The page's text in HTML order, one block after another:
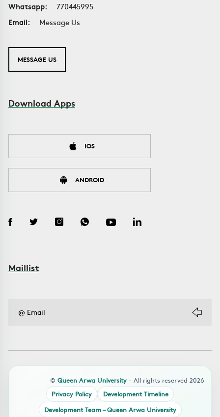
Whatsapp:
770445995
Email:
Message Us
MESSAGE US
Download Apps
IOS
ANDROID
Maillist
© Queen Arwa University - All rights reserved 2026
Privacy Policy
Development Timeline
Development Team – Queen Arwa University